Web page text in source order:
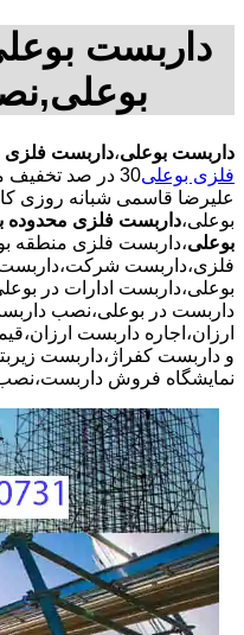
داربست
داربست بوعلی،داربست فلزی
فلزی بوعلی
علیرضا قاسمی شبانه روزی
بوعلی،داربست فلزی محدوده
بوعلی،داربست فلزی منطقه
فلزی،داربست
بوعلی،داربست ادارات در
داربست در بوعلی،نصب
ارزان،اجاره داربست
و داربست کفراژ،داربست
نمایشگاه فروش